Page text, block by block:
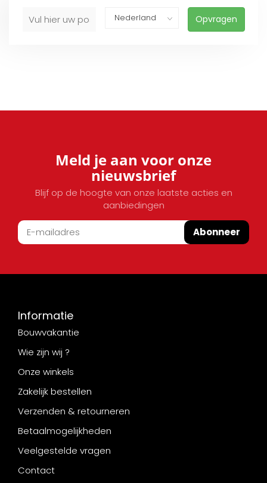
Opvragen
Meld je aan voor onze
nieuwsbrief
Blijf op de hoogte van onze laatste acties en
aanbiedingen
Abonneer
Informatie
Bouwvakantie
Wie zijn wij ?
Onze winkels
Zakelijk bestellen
Verzenden & retourneren
Betaalmogelijkheden
Veelgestelde vragen
Contact